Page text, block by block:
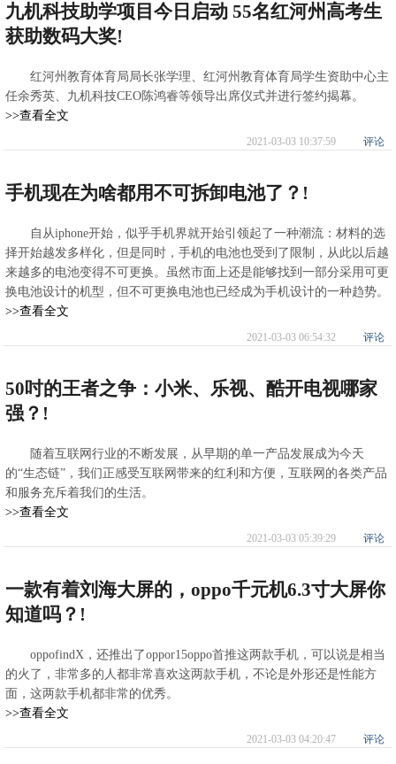
九机科技助学项目今日启动 55名红河州高考生
获助数码大奖!
红河州教育体育局局长张学理、红河州教育体育局学生资助中心主
任余秀英、九机科技CEO陈鸿睿等领导出席仪式并进行签约揭幕。
>>查看全文
2021-03-03 10:37:59 评论
手机现在为啥都用不可拆卸电池了？!
自从iphone开始，似乎手机界就开始引领起了一种潮流：材料的选
择开始越发多样化，但是同时，手机的电池也受到了限制，从此以后越
来越多的电池变得不可更换。虽然市面上还是能够找到一部分采用可更
换电池设计的机型，但不可更换电池也已经成为手机设计的一种趋势。
>>查看全文
2021-03-03 06:54:32 评论
50吋的王者之争：小米、乐视、酷开电视哪家
强？!
随着互联网行业的不断发展，从早期的单一产品发展成为今天
的“生态链”，我们正感受互联网带来的红利和方便，互联网的各类产品
和服务充斥着我们的生活。
>>查看全文
2021-03-03 05:39:29 评论
一款有着刘海大屏的，oppo千元机6.3寸大屏你
知道吗？!
oppofindX，还推出了oppor15oppo首推这两款手机，可以说是相当
的火了，非常多的人都非常喜欢这两款手机，不论是外形还是性能方
面，这两款手机都非常的优秀。
>>查看全文
2021-03-03 04:20:47 评论